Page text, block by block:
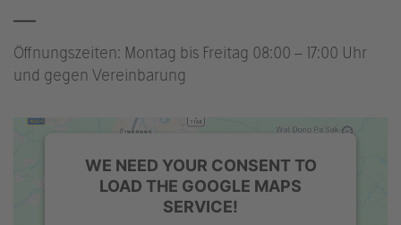
Öffnungszeiten: Montag bis Freitag 08:00 – 17:00 Uhr
und gegen Vereinbarung
WE NEED YOUR CONSENT TO
LOAD THE GOOGLE MAPS
SERVICE!